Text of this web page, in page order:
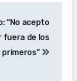
“No acepto
fuera de los